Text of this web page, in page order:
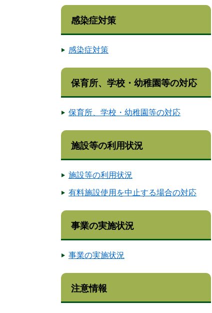
感染症対策
感染症対策
保育所、学校・幼稚園等の対応
保育所、学校・幼稚園等の対応
施設等の利用状況
施設等の利用状況
有料施設使用を中止する場合の対応
事業の実施状況
事業の実施状況
注意情報